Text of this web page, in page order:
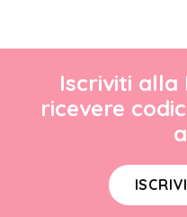
Iscriviti
ricevere